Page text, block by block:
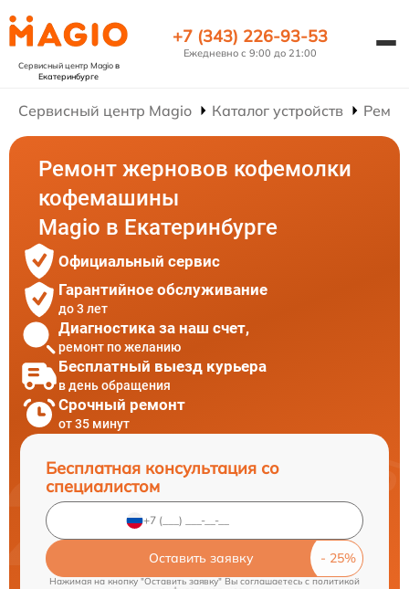
Сервисный центр Magioв
Екатеринбурге
+7 (343) 226-93-53
Ежедневно с 9:00 до 21:00
Сервисный центр Magio Каталог устройств
Ремонт жерновов кофемолки
кофемашины
Magio в Екатеринбурге
Официальный сервис
Гарантийное обслуживание
до 3 лет
Диагностика за наш счет,
ремонт по желанию
Бесплатный выезд курьера
в день обращения
Срочный ремонт
от 35 минут
Бесплатная консультация со
специалистом
Оставить заявку
Нажимая на кнопку "Оставить заявку" Вы соглашаетесь cполитикой